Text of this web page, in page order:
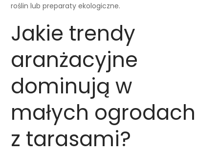
roślin lub preparaty ekologiczne.
Jakie trendy
aranżacyjne
dominują w
małych ogrodach
z tarasami?